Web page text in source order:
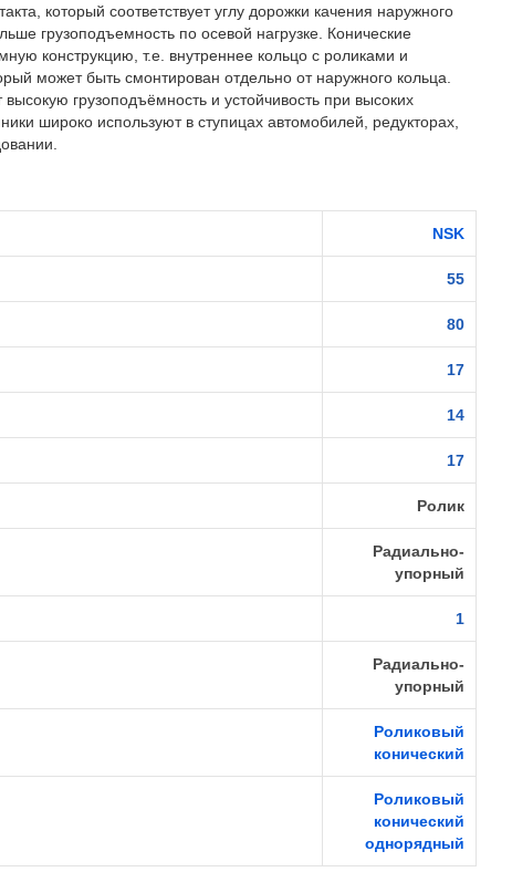
который соответствует углу дорожки качения наружного
грузоподъемность по осевой нагрузке. Конические
конструкцию, т.е. внутреннее кольцо с роликами и
может быть смонтирован отдельно от наружного кольца.
грузоподъёмность и устойчивость при высоких
широко используют в ступицах автомобилей, редукторах,
NSK
55
80
17
14
17
Ролик
Радиально-
упорный
1
Радиально-
упорный
Роликовый
конический
Роликовый
конический
однорядный